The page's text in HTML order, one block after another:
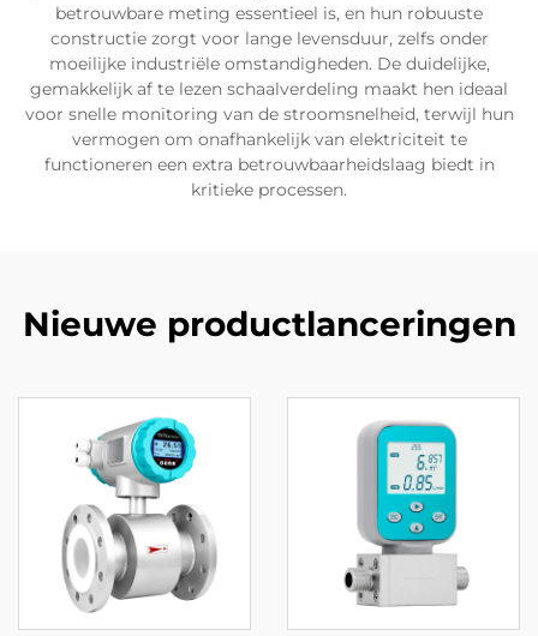
betrouwbare meting essentieel is, en hun robuuste
constructie zorgt voor lange levensduur, zelfs onder
moeilijke industriële omstandigheden. De duidelijke,
gemakkelijk af te lezen schaalverdeling maakt hen ideaal
voor snelle monitoring van de stroomsnelheid, terwijl hun
vermogen om onafhankelijk van elektriciteit te
functioneren een extra betrouwbaarheidslaag biedt in
kritieke processen.
Nieuwe productlanceringen